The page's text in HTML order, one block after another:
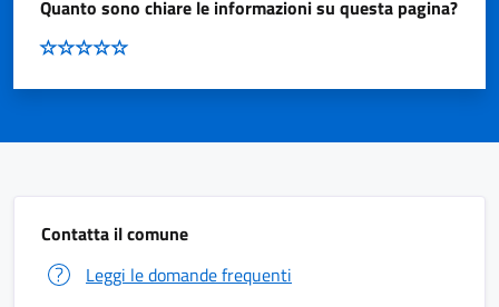
Quanto sono chiare le informazioni su questa pagina?
Contatta il comune
Leggi le domande frequenti